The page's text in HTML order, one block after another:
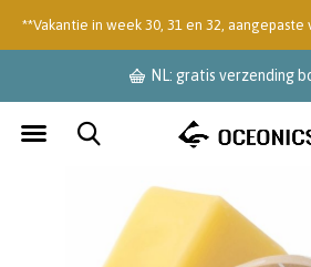
NL: gratis verzending
**Vakantie in week 30, 31 en 32, aangepaste